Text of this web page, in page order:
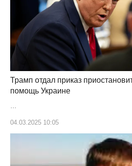
Трамп отдал приказ
помощь Украине
04.03.2025 10:05